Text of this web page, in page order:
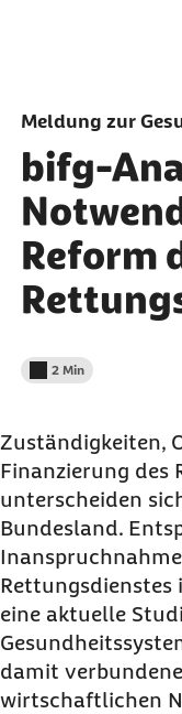
Meldung zur
bifg-
Reform
Lesedauer weniger als
2 Min
Zuständigkeiten,
Finanzierung des
unterscheiden
Bundesland.
Rettungsdienstes
eine aktuelle
damit
wirtschaftlichen